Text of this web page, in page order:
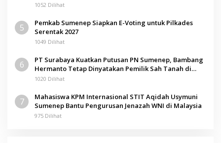
1052 Dilihat
5
Pemkab Sumenep Siapkan E-Voting untuk Pilkades
Serentak 2027
1049 Dilihat
6
PT Surabaya Kuatkan Putusan PN Sumenep, Bambang
Hermanto Tetap Dinyatakan Pemilik Sah Tanah di
Pamolokan
1020 Dilihat
7
Mahasiswa KPM Internasional STIT Aqidah Usymuni
Sumenep Bantu Pengurusan Jenazah WNI di Malaysia
975 Dilihat